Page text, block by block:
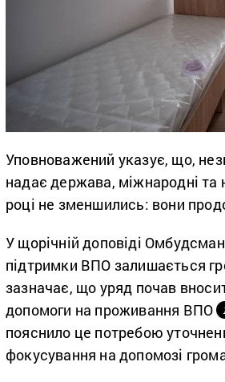
Уповноважений указує, що,
надає держава, міжнародні та
році не зменшились: вони
У щорічній доповіді
підтримки ВПО залишається
зазначає, що уряд почав
допомоги на проживання ВПО
пояснило це потребою
фокусування на допомозі